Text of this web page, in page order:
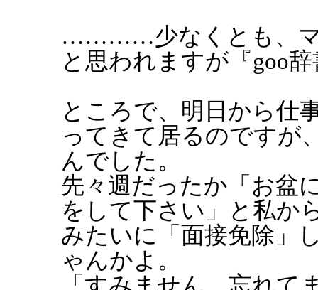
…………少なくとも、マ
と思われますが『goo
ところで、明日から仕
ってきて居るのですが
んでした。
先々週だったか「お盆
をして下さい」と私か
みたいに「面接免除」
ゃんかよ。